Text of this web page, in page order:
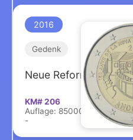
2016
Gedenk
Neue Reformen
KM# 206
Auflage: 85000
-